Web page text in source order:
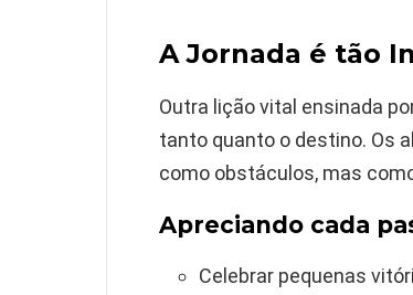
A Jornada é tão
Outra lição vital ensinada
tanto quanto o destino. Os
como obstáculos, mas
Apreciando cada
Celebrar pequenas